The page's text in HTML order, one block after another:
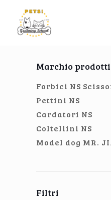
Marchio prodotti
Forbici NS
Pettini NS
Cardatori NS
Coltellini NS
Model dog MR.
Filtri